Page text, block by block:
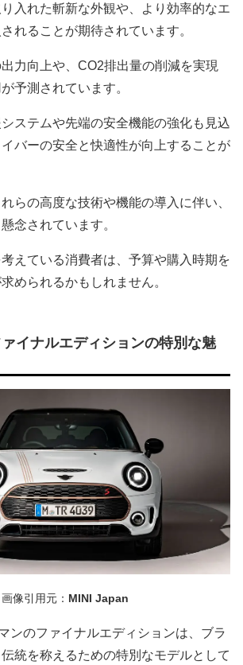
入れた斬新な外観や、より効率的なエ
れることが期待されています。
力向上や、CO2排出量の削減を実現
予測されています。
ステムや先端の安全機能の強化も見込
バーの安全と快適性が向上することが
らの高度な技術や機能の導入に伴い、
念されています。
えている消費者は、予算や購入時期を
められるかもしれません。
イナルエディションの特別な魅
画像引用元： MINI Japan
ンのファイナルエディションは、ブラ
統を称えるための特別なモデルとして